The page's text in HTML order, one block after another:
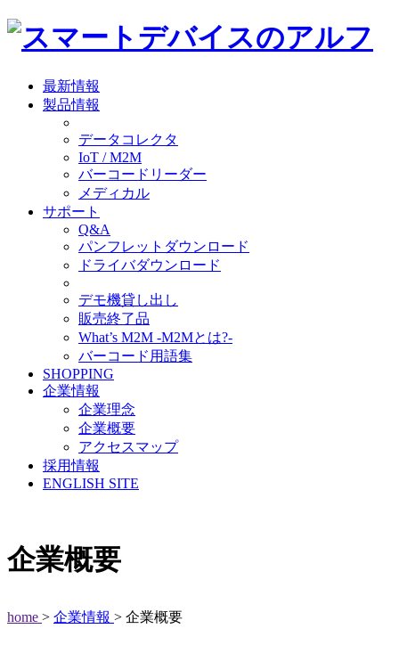
最新情報
製品情報
データコレクタ
IoT / M2M
バーコードリーダー
メディカル
サポート
Q&A
パンフレットダウンロード
ドライバダウンロード
デモ機貸し出し
販売終了品
What’s M2M -M2Mとは?-
バーコード用語集
SHOPPING
企業情報
企業理念
企業概要
アクセスマップ
採用情報
ENGLISH SITE
企業概要
home > 企業情報 > 企業概要